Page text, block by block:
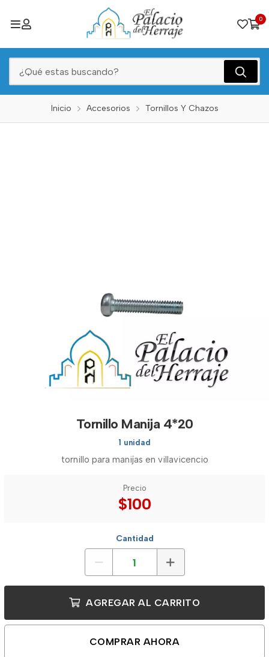
0
Inicio Accesorios Tornillos Y Chazos
Tornillo Manija 4*20
1 unidad
tornillo para manijas en villavicencio
Precio
$100
Cantidad
AGREGAR AL CARRITO
COMPRAR AHORA